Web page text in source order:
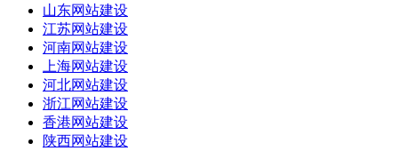
山东网站建设
江苏网站建设
河南网站建设
上海网站建设
河北网站建设
浙江网站建设
香港网站建设
陕西网站建设